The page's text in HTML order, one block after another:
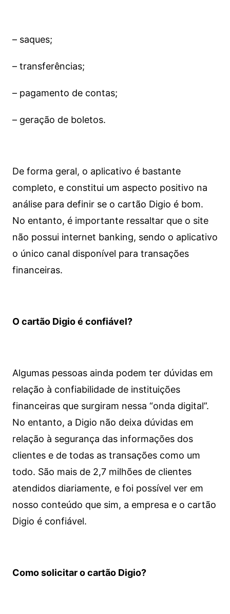
– saques;
– transferências;
– pagamento de contas;
– geração de boletos.
De forma geral, o aplicativo é bastante
completo, e constitui um aspecto positivo na
análise para definir se o cartão Digio é bom.
No entanto, é importante ressaltar que o site
não possui internet banking, sendo o aplicativo
o único canal disponível para transações
financeiras.
O cartão Digio é confiável?
Algumas pessoas ainda podem ter dúvidas em
relação à confiabilidade de instituições
financeiras que surgiram nessa “onda digital”.
No entanto, a Digio não deixa dúvidas em
relação à segurança das informações dos
clientes e de todas as transações como um
todo. São mais de 2,7 milhões de clientes
atendidos diariamente, e foi possível ver em
nosso conteúdo que sim, a empresa e o cartão
Digio é confiável.
Como solicitar o cartão Digio?